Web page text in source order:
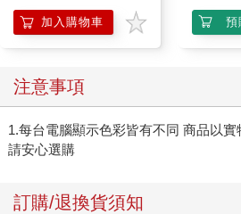
加入購物車 預
注意事項
1.每台電腦顯示色彩皆有不同 商品以實
請安心選購
訂購/退換貨須知